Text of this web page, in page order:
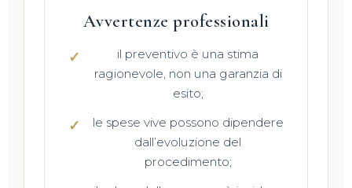
Avvertenze professionali
il preventivo è una stima
ragionevole, non una garanzia di
esito;
le spese vive possono dipendere
dall’evoluzione del
procedimento;